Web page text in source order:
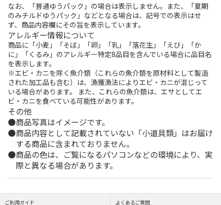
なお、「普通ゆうパック」の場合は表示しません。また、「夏期
のみチルドゆうパック」などとなる場合は、記号での表示はせ
ず、商品内容欄にその旨を表示しています。
アレルギー情報について
商品に「小麦」「そば」「卵」「乳」「落花生」「えび」「か
に」「くるみ」のアレルギー特定8品目を含んでいる場合に品目名
を表示します。
※エビ・カニを除く魚介類（これらの魚介類を原材料として製造
された加工品も含む）は、漁獲漁法によりエビ・カニが混じって
いる場合があります。 また、これらの魚介類は、エサとしてエ
ビ・カニを食べている可能性があります。
その他
商品写真はイメージです。
商品内容として記載されていない「小道具類」はお届け
する商品に含まれておりません。
商品の色は、ご覧になるパソコンなどの環境により、実
際と異なる場合があります。
ご利用ガイド よくあるご質問